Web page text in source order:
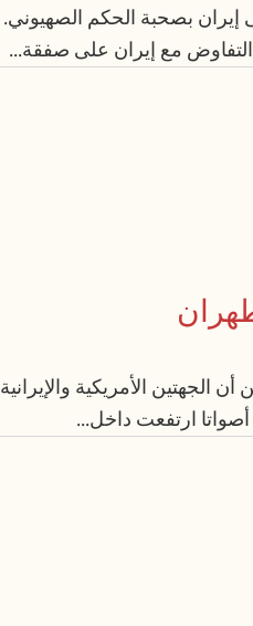
إيران بصحبة الحكم الصهيوني.
مع إيران على صفقة...
الجهتين الأمريكية والإيرانية
أصواتا ارتفعت داخل...